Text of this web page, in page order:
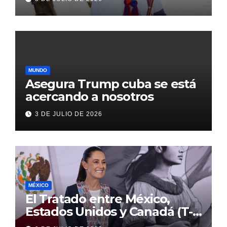
con inversión histórica
MUNDO
Asegura Trump cuba se está
acercando a nosotros
3 DE JULIO DE 2026
MÉXICO
El Tratado entre México,
Estados Unidos y Canadá (T-
MEC) se mantiene hasta el